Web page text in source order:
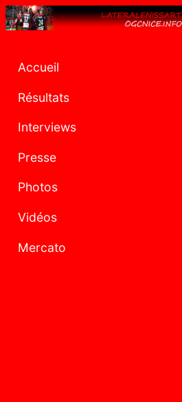
Accueil
Résultats
Interviews
Presse
Photos
Vidéos
Mercato